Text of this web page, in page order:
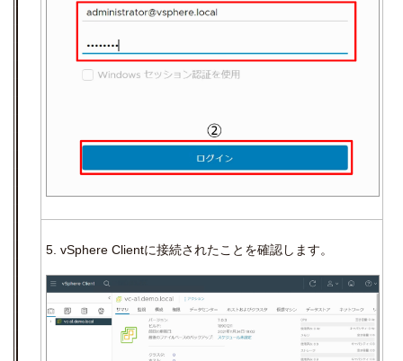
5. vSphere Clientに接続されたことを確認します。